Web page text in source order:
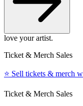
love your artist.
Ticket & Merch Sales
⭐️ Sell tickets & merch
Ticket & Merch Sales